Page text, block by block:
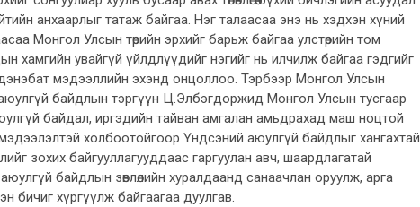
анхаарлыг татаж байгаа. Нэг талаасаа энэ нь хэдхэн хүний
Монгол Улсын төрийн эрхийг барьж байгаа улстөрийн том
хамгийн увайгүй үйлдлүүдийг нэгийг нь илчилж байгаа гэдгийг
мэдээллийн эхэнд онцоллоо. Тэрбээр Монгол Улсын
аюулгүй байдлын тэргүүн Ц.Элбэгдоржид Монгол Улсын тусгаар
байдал, иргэдийн тайван амгалан амьдрахад маш ноцтой
холбоотойгоор Үндсэний аюулгүй байдлыг хангахтай
зохих байгууллагууддаас гаргуулан авч, шаардлагатай
байдлын зөвлөлийн хуралдаанд санаачлан оруулж, арга
бичиг хүргүүлж байгаагаа дуулгав.